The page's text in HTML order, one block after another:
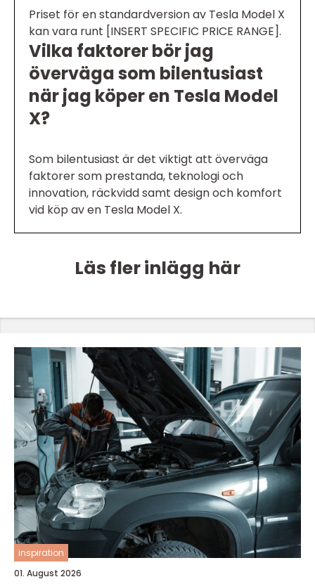
Priset för en standardversion av Tesla Model X
kan vara runt [INSERT SPECIFIC PRICE RANGE].
Vilka faktorer bör jag
överväga som bilentusiast
när jag köper en Tesla Model
X?
Som bilentusiast är det viktigt att överväga
faktorer som prestanda, teknologi och
innovation, räckvidd samt design och komfort
vid köp av en Tesla Model X.
Läs fler inlägg här
inspiration
01. August 2026